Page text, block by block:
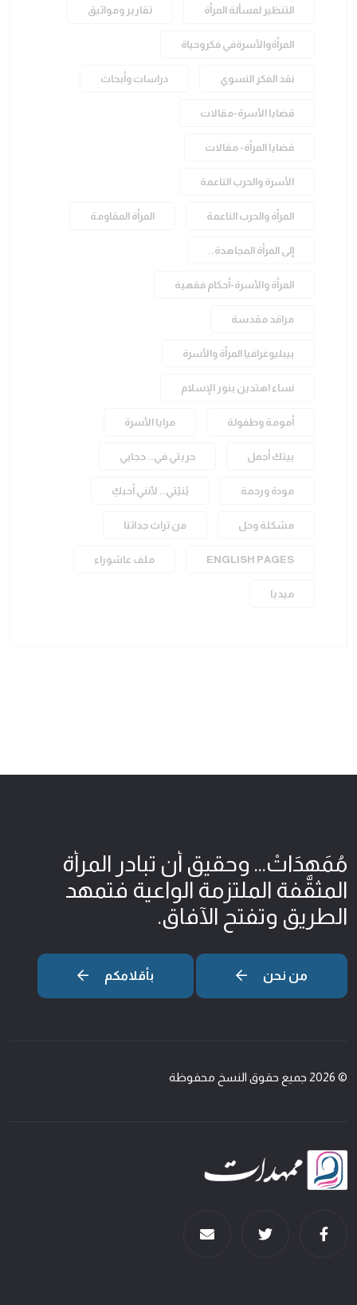
التنظير لمسألة المرأة تقارير ومواثيق
المرأةوالأسرةفي فكروحياة
نقد الفكر النسوي دراسات وأبحاث
قضايا الأسرة-مقالات
قضايا المرأة- مقالات
الأسرة والحرب الناعمة
المرأة والحرب الناعمة المرأة المقاومة
إلى المرأة المجاهدة..
المرأة والأسرة-أحكام فقهية
مراقد مقدسة
بيبليوغرافيا المرأة والأسرة
نساء اهتدين بنور الإسلام
أمومة وطفولة مرايا الأسرة
بيتك أجمل حريتي في.. حجابي
مودة ورحمة بُنيّتي.. لأنني أحبكِ
مشكلة وحل من تراث جداتنا
ENGLISH PAGES ملف عاشوراء
ميديا
مُمَهِدَاتْ... وحقيق أن تبادر المرأة
المثقّفة الملتزمة الواعية فتمهد
الطريق وتفتح الآفاق.
من نحن بأقلامكم
© 2026 جميع حقوق النسخ محفوظة